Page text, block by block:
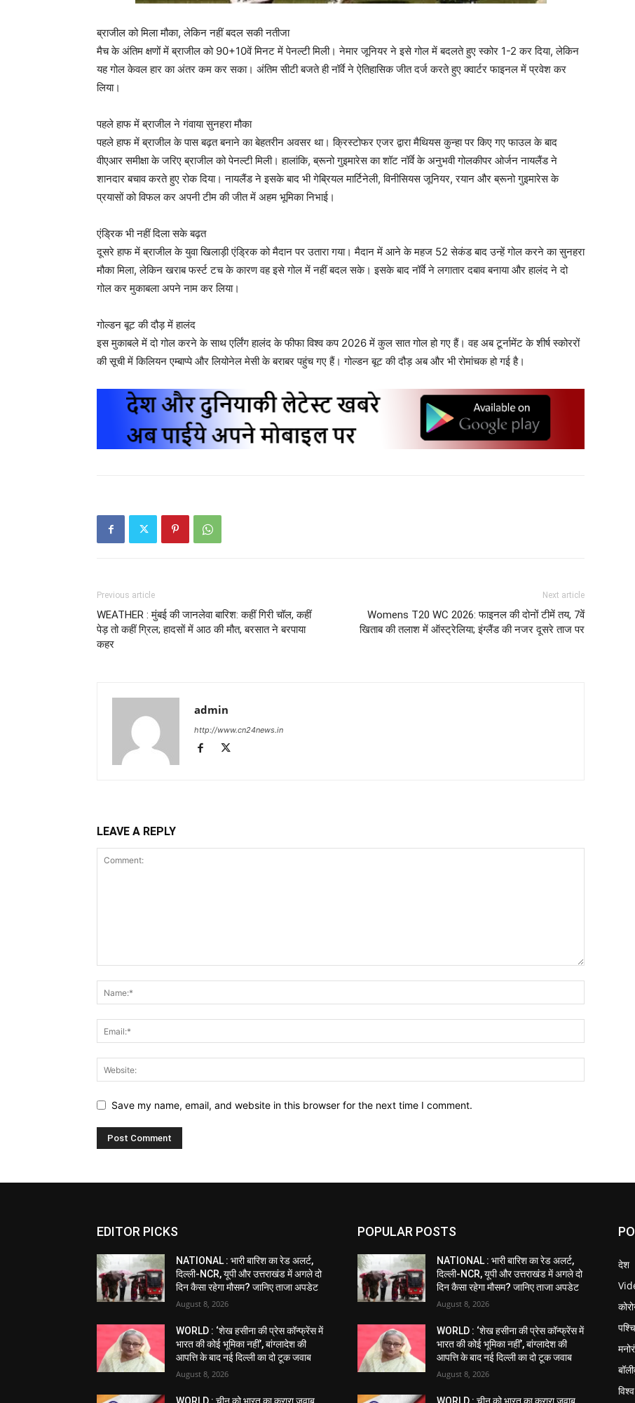
ब्राजील को मिला मौका, लेकिन नहीं बदल सकी नतीजा
मैच के अंतिम क्षणों में ब्राजील को 90+10वें मिनट में पेनल्टी मिली। नेमार जूनियर ने इसे गोल में बदलते हुए स्कोर 1-2 कर दिया, लेकिन
यह गोल केवल हार का अंतर कम कर सका। अंतिम सीटी बजते ही नॉर्वे ने ऐतिहासिक जीत दर्ज करते हुए क्वार्टर फाइनल में प्रवेश कर
लिया।
पहले हाफ में ब्राजील ने गंवाया सुनहरा मौका
पहले हाफ में ब्राजील के पास बढ़त बनाने का बेहतरीन अवसर था। क्रिस्टोफर एजर द्वारा मैथियस कुन्हा पर किए गए फाउल के बाद
वीएआर समीक्षा के जरिए ब्राजील को पेनल्टी मिली। हालांकि, ब्रूनो गुइमारेस का शॉट नॉर्वे के अनुभवी गोलकीपर ओर्जन नायलैंड ने
शानदार बचाव करते हुए रोक दिया। नायलैंड ने इसके बाद भी गेब्रियल मार्टिनेली, विनीसियस जूनियर, रयान और ब्रूनो गुइमारेस के
प्रयासों को विफल कर अपनी टीम की जीत में अहम भूमिका निभाई।
एंड्रिक भी नहीं दिला सके बढ़त
दूसरे हाफ में ब्राजील के युवा खिलाड़ी एंड्रिक को मैदान पर उतारा गया। मैदान में आने के महज 52 सेकंड बाद उन्हें गोल करने का सुनहरा
मौका मिला, लेकिन खराब फर्स्ट टच के कारण वह इसे गोल में नहीं बदल सके। इसके बाद नॉर्वे ने लगातार दबाव बनाया और हालंद ने दो
गोल कर मुकाबला अपने नाम कर लिया।
गोल्डन बूट की दौड़ में हालंद
इस मुकाबले में दो गोल करने के साथ एर्लिंग हालंद के फीफा विश्व कप 2026 में कुल सात गोल हो गए हैं। वह अब टूर्नामेंट के शीर्ष स्कोररों
की सूची में किलियन एम्बाप्पे और लियोनेल मेसी के बराबर पहुंच गए हैं। गोल्डन बूट की दौड़ अब और भी रोमांचक हो गई है।
Previous article
WEATHER : मुंबई की जानलेवा बारिश: कहीं गिरी चॉल, कहीं
पेड़ तो कहीं ग्रिल; हादसों में आठ की मौत, बरसात ने बरपाया
कहर
Next article
Womens T20 WC 2026: फाइनल की दोनों टीमें तय, 7वें
खिताब की तलाश में ऑस्ट्रेलिया; इंग्लैंड की नजर दूसरे ताज पर
admin
http://www.cn24news.in
LEAVE A REPLY
Save my name, email, and website in this browser for the next time I comment.
EDITOR PICKS
NATIONAL : भारी बारिश का रेड अलर्ट,
दिल्ली-NCR, यूपी और उत्तराखंड में अगले दो
दिन कैसा रहेगा मौसम? जानिए ताजा अपडेट
August 8, 2026
WORLD : ‘शेख हसीना की प्रेस कॉन्फ्रेंस में
भारत की कोई भूमिका नहीं’, बांग्लादेश की
आपत्ति के बाद नई दिल्ली का दो टूक जवाब
August 8, 2026
POPULAR POSTS
NATIONAL : भारी बारिश का रेड अलर्ट,
दिल्ली-NCR, यूपी और उत्तराखंड में अगले दो
दिन कैसा रहेगा मौसम? जानिए ताजा अपडेट
August 8, 2026
WORLD : ‘शेख हसीना की प्रेस कॉन्फ्रेंस में
भारत की कोई भूमिका नहीं’, बांग्लादेश की
आपत्ति के बाद नई दिल्ली का दो टूक जवाब
August 8, 2026
देश
विश्व